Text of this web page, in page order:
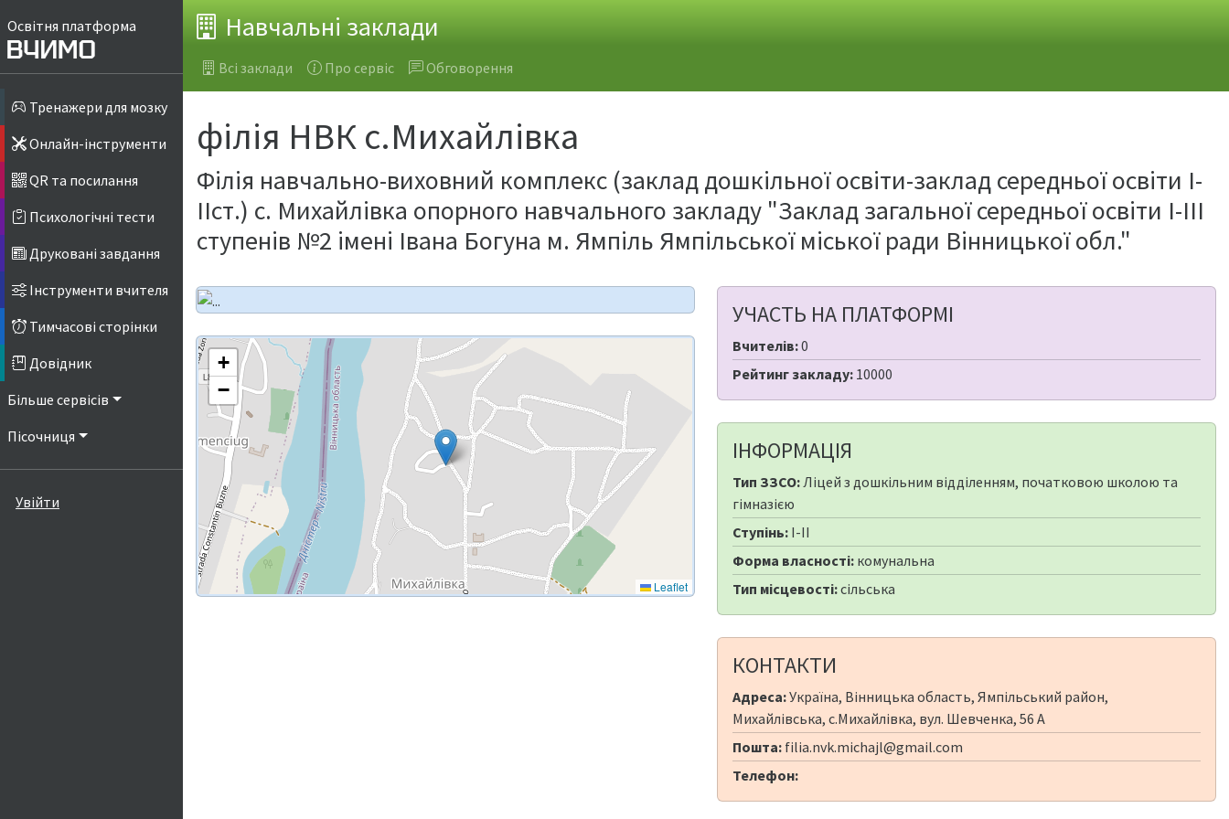
Освітня платформа
Тренажери для мозку
Онлайн-інструменти
QR та посилання
Психологічні тести
Друковані завдання
Інструменти вчителя
Тимчасові сторінки
Довідник
Більше сервісів
Пісочниця
Увійти
Навчальні заклади
Всі заклади Про сервіс Обговорення
філія НВК с.Михайлівка
Філія навчально-виховний комплекс (заклад дошкільної освіти-заклад середньої освіти І-
ІІст.) с. Михайлівка опорного навчального закладу "Заклад загальної середньої освіти І-ІІІ
ступенів №2 імені Івана Богуна м. Ямпіль Ямпільської міської ради Вінницької обл."
+
−
Leaflet
УЧАСТЬ НА ПЛАТФОРМІ
Вчителів:0
Рейтинг закладу: 10000
ІНФОРМАЦІЯ
Тип ЗЗСО:Ліцей з дошкільним відділенням, початковою школою та
гімназією
Ступінь: I-II
Форма власності: комунальна
Тип місцевості:сільська
КОНТАКТИ
Адреса:Україна, Вінницька область, Ямпільський район,
Михайлівська, с.Михайлівка, вул. Шевченка, 56 А
Пошта: filia.nvk.michajl@gmail.com
Телефон: